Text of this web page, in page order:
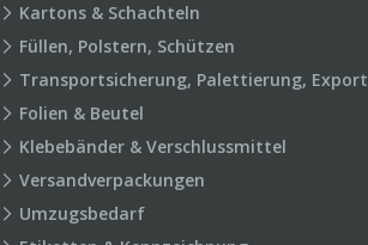
Kartons & Schachteln
Füllen, Polstern, Schützen
Transportsicherung, Palettierung, Export
Folien & Beutel
Klebebänder & Verschlussmittel
Versandverpackungen
Umzugsbedarf